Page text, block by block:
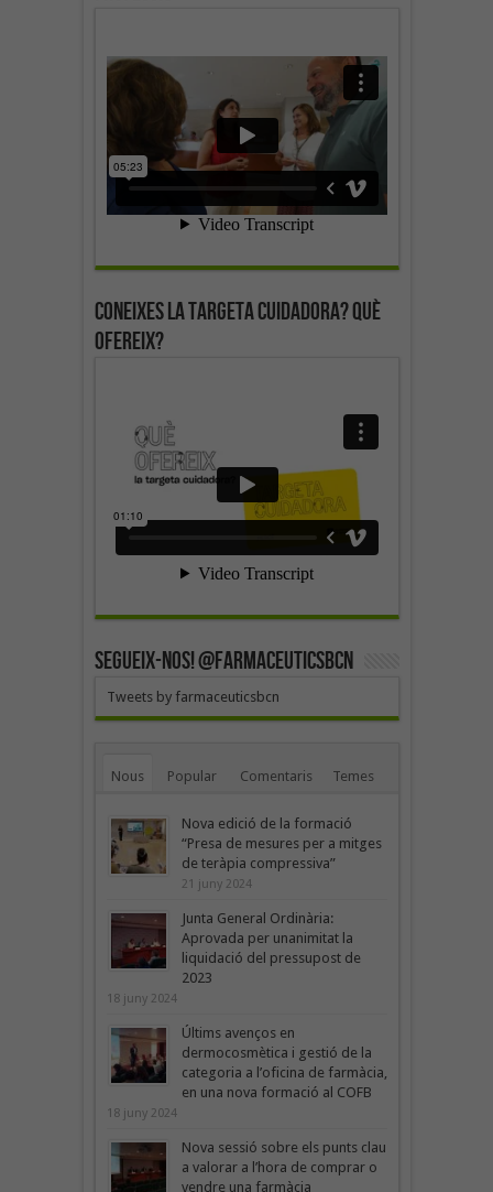
Coneixes la targeta cuidadora? Què
ofereix?
SEGUEIX-NOS! @farmaceuticsbcn
Tweets by farmaceuticsbcn
Nous Popular Comentaris Temes
Nova edició de la formació
“Presa de mesures per a mitges
de teràpia compressiva”
21 juny 2024
Junta General Ordinària:
Aprovada per unanimitat la
liquidació del pressupost de
2023
18 juny 2024
Últims avenços en
dermocosmètica i gestió de la
categoria a l’oficina de farmàcia,
en una nova formació al COFB
18 juny 2024
Nova sessió sobre els punts clau
a valorar a l’hora de comprar o
vendre una farmàcia